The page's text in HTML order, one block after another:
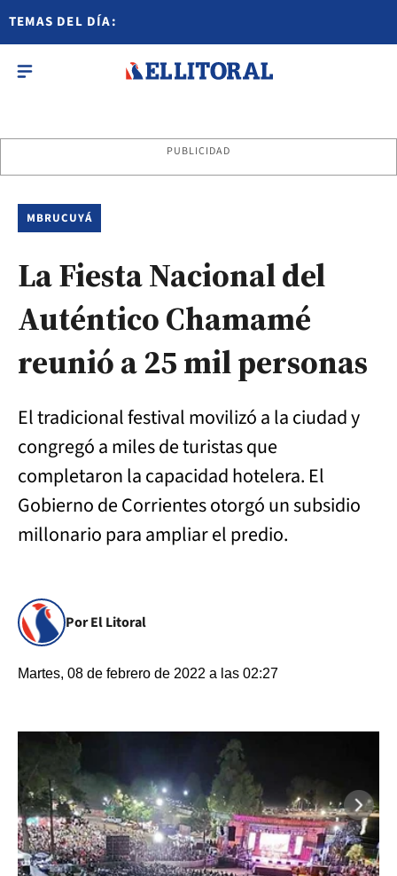
TEMAS DEL DÍA:
PUBLICIDAD
MBRUCUYÁ
La Fiesta Nacional del
Auténtico Chamamé
reunió a 25 mil personas
El tradicional festival movilizó a la ciudad y
congregó a miles de turistas que
completaron la capacidad hotelera. El
Gobierno de Corrientes otorgó un subsidio
millonario para ampliar el predio.
Por El Litoral
Martes, 08 de febrero de 2022 a las 02:27